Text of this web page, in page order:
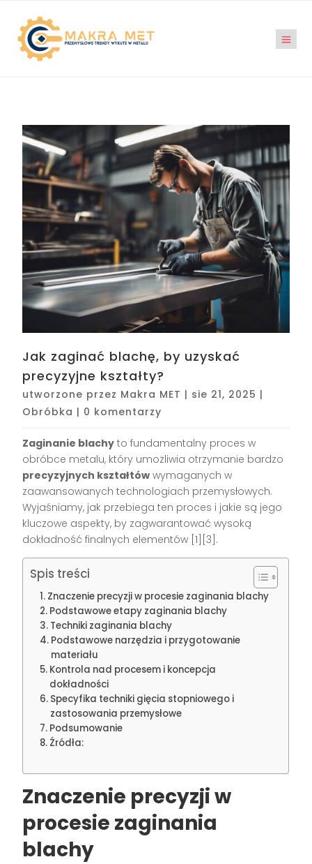
Jak zaginać blachę, by uzyskać
precyzyjne kształty?
utworzone przez Makra MET | sie 21, 2025 |
Obróbka | 0 komentarzy
Zaginanie blachy to fundamentalny proces w
obróbce metalu, który umożliwia otrzymanie bardzo
precyzyjnych kształtów wymaganych w
zaawansowanych technologiach przemysłowych.
Wyjaśniamy, jak przebiega ten proces i jakie są jego
kluczowe aspekty, by zagwarantować wysoką
dokładność finalnych elementów [1][3].
Spis treści
Znaczenie precyzji w procesie zaginania blachy
Podstawowe etapy zaginania blachy
Techniki zaginania blachy
Podstawowe narzędzia i przygotowanie
materiału
Kontrola nad procesem i koncepcja
dokładności
Specyfika techniki gięcia stopniowego i
zastosowania przemysłowe
Podsumowanie
Źródła:
Znaczenie precyzji w
procesie zaginania
blachy